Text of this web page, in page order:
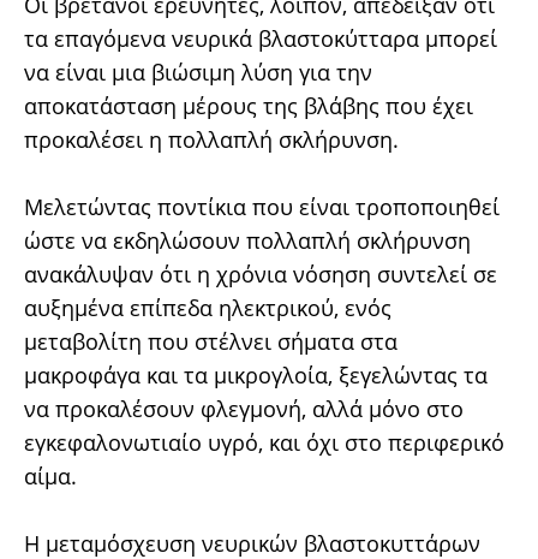
τα επαγόμενα νευρικά βλαστοκύτταρα μπορεί
να είναι μια βιώσιμη λύση για την
αποκατάσταση μέρους της βλάβης που έχει
προκαλέσει η πολλαπλή σκλήρυνση.
Μελετώντας ποντίκια που είναι τροποποιηθεί
ώστε να εκδηλώσουν πολλαπλή σκλήρυνση
ανακάλυψαν ότι η χρόνια νόσηση συντελεί σε
αυξημένα επίπεδα ηλεκτρικού, ενός
μεταβολίτη που στέλνει σήματα στα
μακροφάγα και τα μικρογλοία, ξεγελώντας τα
να προκαλέσουν φλεγμονή, αλλά μόνο στο
εγκεφαλονωτιαίο υγρό, και όχι στο περιφερικό
αίμα.
Η μεταμόσχευση νευρικών βλαστοκυττάρων